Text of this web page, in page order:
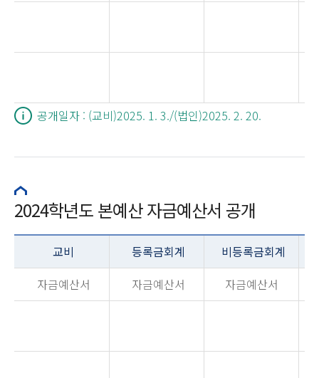
공개일자 : (교비)2025. 1. 3./(법인)2025. 2. 20.
2024학년도 본예산 자금예산서 공개
교비 등록금회계
비등록금회계
자금예산서
자금예산서 자금예산서